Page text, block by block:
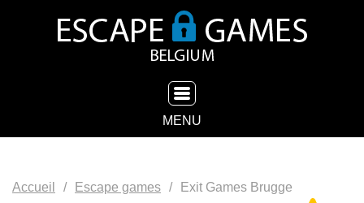
TOGGLE NAVIGATION
MENU
Accueil Escape games Exit Games Brugge